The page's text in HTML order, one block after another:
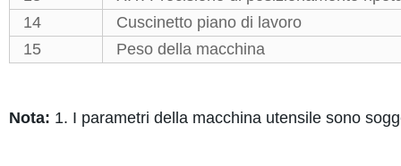
14
Cuscinetto piano di lavoro
15
Peso della macchina
Nota: 1. I parametri della macchina utensile sono